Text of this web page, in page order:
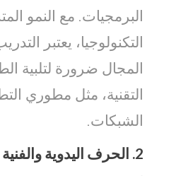
البرمجيات. مع النمو
التكنولوجيا، يعتبر
المجال ضرورة لتلبية
التقنية، مثل مطوري
الشبكات.
2. الحرف اليدوية والفنية